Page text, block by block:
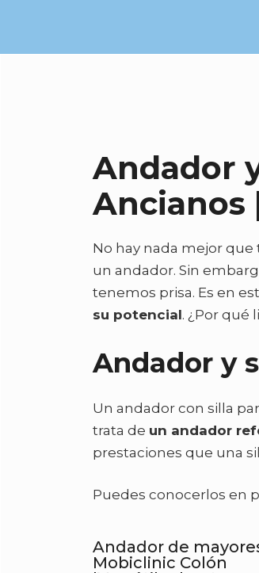
contenido
Andador
Ancianos
No hay nada mejor
un andador. Sin
tenemos prisa. Es en
su potencial. ¿Por qué
Andador y
Un andador con silla
trata de un andador
prestaciones que una
Puedes conocerlos en
Andador de
Mobiclinic Colón